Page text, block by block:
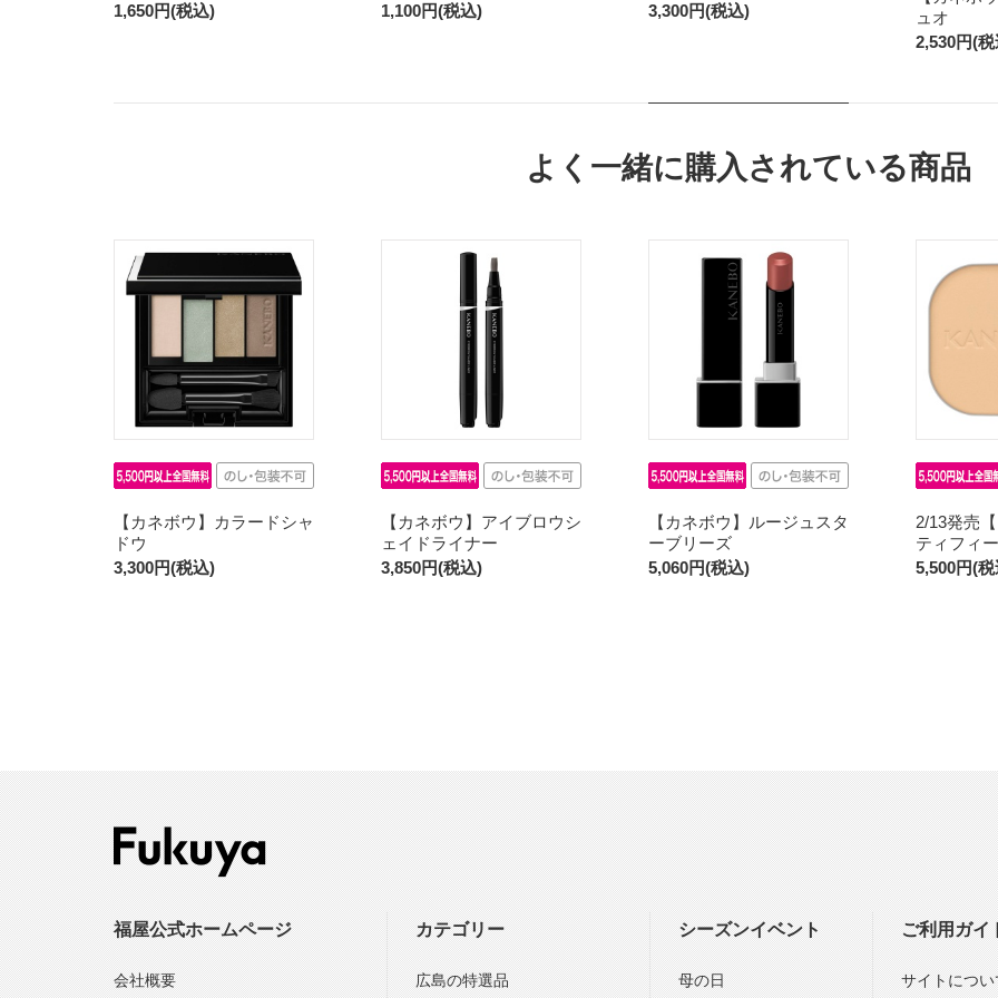
1,650円(税込) 1,100円(税込) 3,300円(税込)
ュオ
2,530円(
よく一緒に購入されている商品
【カネボウ】カラードシャ
ドウ
3,300円(税込)
【カネボウ】アイブロウシ
ェイドライナー
3,850円(税込)
【カネボウ】ルージュスタ
ーブリーズ
5,060円(税込)
2/13発売
ティフィ
5,500円(
福屋公式ホームページ
会社概要
カテゴリー
広島の特選品
シーズンイベント
母の日
ご利用ガイ
サイトについ